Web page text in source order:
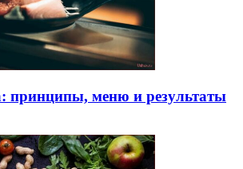
принципы, меню и результаты